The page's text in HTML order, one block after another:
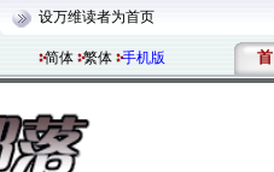
设万维读者为首页
简体 繁体 手机版 首